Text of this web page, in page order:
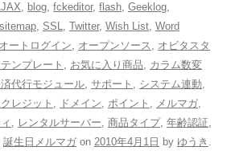
, blog, fckeditor, flash, Geeklog,
sitemap, SSL, Twitter, Wish List, Word
オートログイン, オープンソース , オビタスタ
ンプレート , お気に入り商品, カラム数変
代行モジュール, サポート , システム連動,
レジット , ドメイン, ポイント , メルマガ,
, レンタルサーバー, 商品タイプ, 年齢認証,
誕生日メルマガ on 2010年4月1日 by ゆうき .